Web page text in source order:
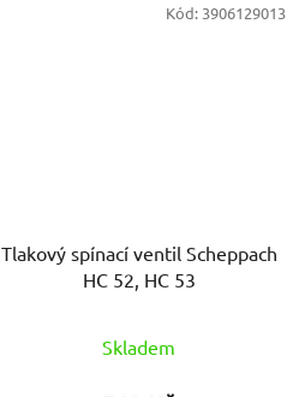
Tlakový spínací ventil Scheppach
HC 52, HC 53
Skladem
Kód: 3906129013